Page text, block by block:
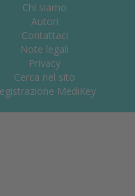
Chi siamo
Autori
Contattaci
Note legali
Privacy
Cerca nel sito
MediKey